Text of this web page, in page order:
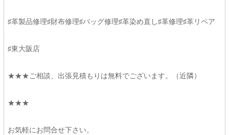
♯革製品修理♯財布修理♯バッグ修理♯革染め直し♯革修理♯革リペア
♯東大阪店
★★★ご相談、出張見積もりは無料でございます。（近隣）
★★★
お気軽にお問合せ下さい。